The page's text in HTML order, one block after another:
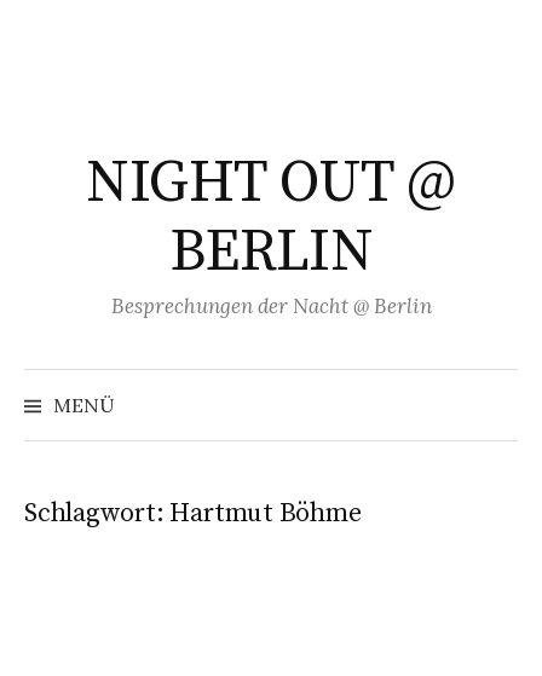
NIGHT OUT @
BERLIN
Besprechungen der Nacht @ Berlin
MENÜ
Suchen
Schlagwort: Hartmut Böhme